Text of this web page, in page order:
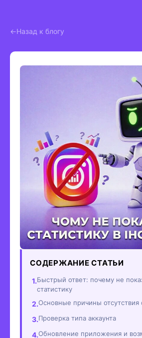
Назад к блогу
СОДЕРЖАНИЕ СТАТЬИ
Быстрый ответ: почему не
статистику
Основные причины отсутствия
Проверка типа аккаунта
Обновление приложения и